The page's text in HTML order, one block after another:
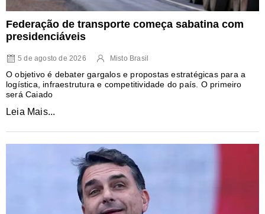
Federação de transporte começa sabatina com
presidenciáveis
5 de agosto de 2026 Misto Brasil
O objetivo é debater gargalos e propostas estratégicas para a
logística, infraestrutura e competitividade do país. O primeiro
será Caiado
Leia Mais...